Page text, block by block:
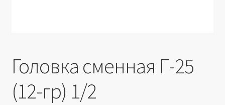
Головка сменная Г-25
(12-гр) 1/2